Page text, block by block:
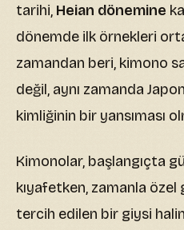
tarihi, Heian dönemine
dönemde ilk örnekleri
zamandan beri, kimono
değil, aynı zamanda
kimliğinin bir yansıması
Kimonolar, başlangıçta
kıyafetken, zamanla
tercih edilen bir giysi